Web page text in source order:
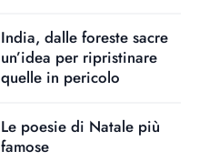
India, dalle foreste sacre
un’idea per ripristinare
quelle in pericolo
Le poesie di Natale più
famose